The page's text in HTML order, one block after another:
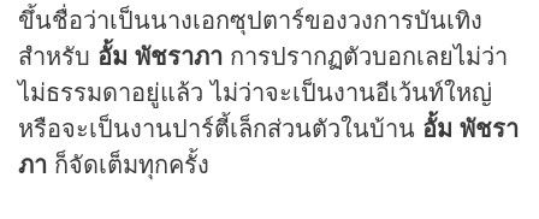
ขึ้นชื่อว่าเป็นนางเอกซุปตาร์ของวงการบันเทิง
สำหรับ อั้ม พัชราภา การปรากฏตัวบอกเลยไม่ว่า
ไม่ธรรมดาอยู่แล้ว ไม่ว่าจะเป็นงานอีเว้นท์ใหญ่
หรือจะเป็นงานปาร์ตี้เล็กส่วนตัวในบ้าน อั้ม พัชรา
ภา ก็จัดเต็มทุกครั้ง